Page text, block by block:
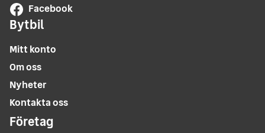
Facebook
Bytbil
Mitt konto
Om oss
Nyheter
Kontakta oss
Företag